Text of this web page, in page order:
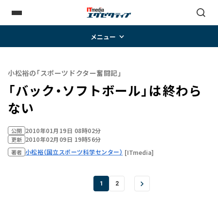
メニュー
小松裕の「スポーツドクター奮闘記」
「バック・ソフトボール」は終わら
ない
公開 2010年01月19日 08時02分
更新 2010年02月09日 19時56分
著者 小松裕（国立スポーツ科学センター） [ITmedia]
1 2